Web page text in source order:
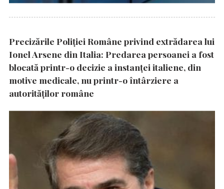
Precizările Poliţiei Române privind extrădarea lui
Ionel Arsene din Italia: Predarea persoanei a fost
blocată printr-o decizie a instanţei italiene, din
motive medicale, nu printr-o întârziere a
autorităţilor române